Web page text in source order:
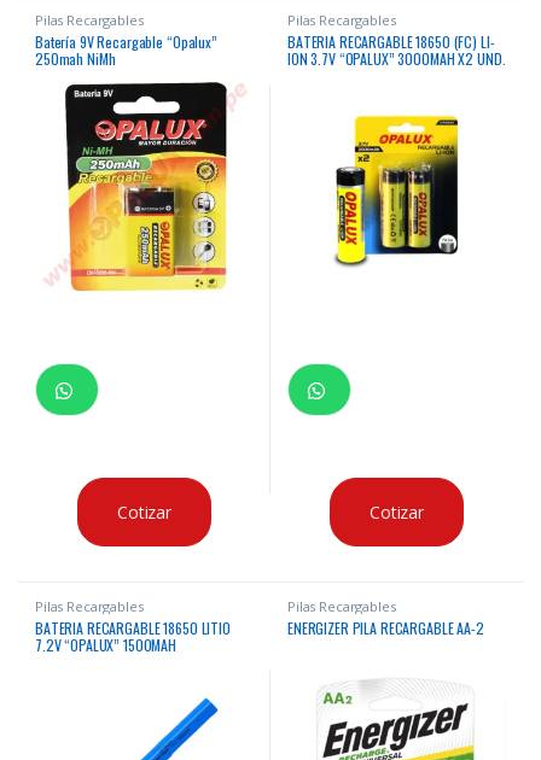
Pilas Recargables
Batería 9V Recargable “Opalux”
250mah NiMh
Cotizar
Pilas Recargables
BATERIA RECARGABLE 18650 (FC) LI-
ION 3.7V “OPALUX” 3000MAH X2 UND.
Cotizar
Pilas Recargables
BATERIA RECARGABLE 18650 LITIO
7.2V “OPALUX” 1500MAH
Pilas Recargables
ENERGIZER PILA RECARGABLE AA-2